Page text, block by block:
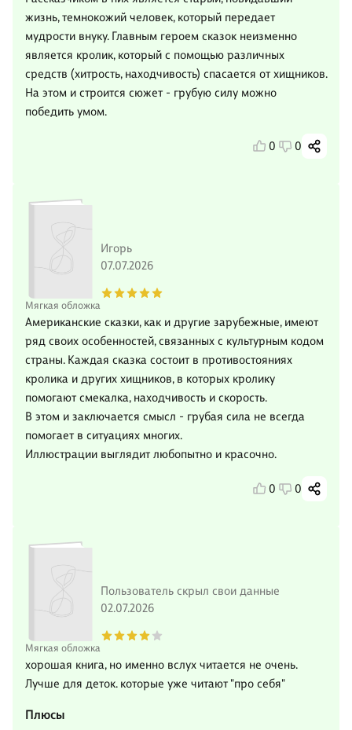
жизнь, темнокожий человек, который передает
мудрости внуку. Главным героем сказок неизменно
является кролик, который с помощью различных
средств (хитрость, находчивость) спасается от хищников.
На этом и строится сюжет - грубую силу можно
победить умом.
0 0
Мягкая обложка
Игорь
07.07.2026
Американские сказки, как и другие зарубежные, имеют
ряд своих особенностей, связанных с культурным кодом
страны. Каждая сказка состоит в противостояниях
кролика и других хищников, в которых кролику
помогают смекалка, находчивость и скорость.
В этом и заключается смысл - грубая сила не всегда
помогает в ситуациях многих.
Иллюстрации выглядит любопытно и красочно.
0 0
Мягкая обложка
Пользователь скрыл свои данные
02.07.2026
хорошая книга, но именно вслух читается не очень.
Лучше для деток. которые уже читают "про себя"
Плюсы